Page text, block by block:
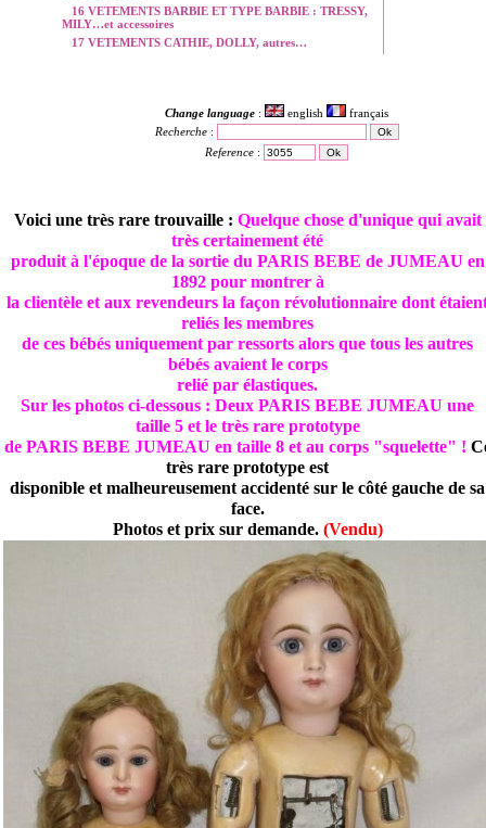
16 VETEMENTS BARBIE ET TYPE BARBIE : TRESSY,
MILY…et accessoires
17 VETEMENTS CATHIE, DOLLY, autres…
Change language : english
français
Recherche:
Reference :
Voici une très rare trouvaille : Quelque chose d'unique qui avait
très certainement été
produit à l'époque de la sortie du PARIS BEBE de JUMEAU en
1892 pour montrer à
la clientèle et aux revendeurs la façon révolutionnaire dont
reliés les membres
de ces bébés uniquement par ressorts alors que tous les autres
bébés avaient le corps
relié par élastiques.
Sur les photos ci-dessous : Deux PARIS BEBE JUMEAU une
taille 5 et le très rare prototype
de PARIS BEBE JUMEAU en taille 8 et au corps "squelette" !
très rare prototype est
disponible et malheureusement accidenté sur le côté gauche de sa
face.
Photos et prix sur demande.(Vendu)